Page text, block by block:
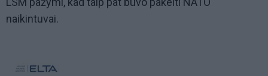
naikintuvai.